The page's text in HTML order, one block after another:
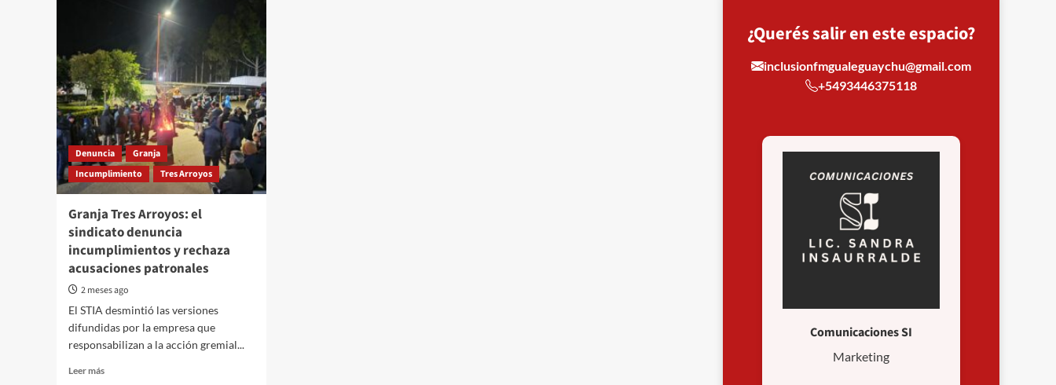
Denuncia
Granja
Incumplimiento
Tres Arroyos
Granja Tres Arroyos: el
sindicato denuncia
incumplimientos y rechaza
acusaciones patronales
2 meses ago
El STIA desmintió las versiones
difundidas por la empresa que
responsabilizan a la acción gremial...
Leer másRead
¿Querés salir en este espacio?
inclusionfmgualeguaychu@gmail.com
+5493446375118
Comunicaciones SI
Marketing